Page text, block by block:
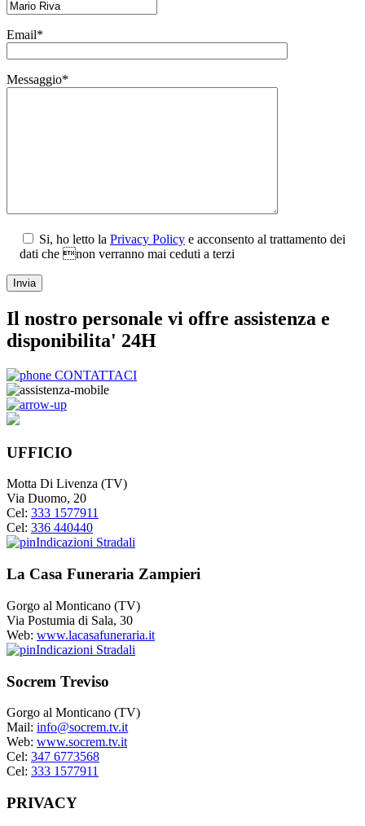
Email*
Messaggio*
Si, ho letto la Privacy Policy e acconsento al trattamento dei
dati che non verranno mai ceduti a terzi
Il nostro personale vi offre assistenza e
disponibilita' 24H
CONTATTACI
UFFICIO
Motta Di Livenza (TV)
Via Duomo, 20
Cel: 333 1577911
Cel: 336 440440
Indicazioni Stradali
La Casa Funeraria Zampieri
Gorgo al Monticano (TV)
Via Postumia di Sala, 30
Web: www.lacasafuneraria.it
Indicazioni Stradali
Socrem Treviso
Gorgo al Monticano (TV)
Mail: info@socrem.tv.it
Web: www.socrem.tv.it
Cel: 347 6773568
Cel: 333 1577911
PRIVACY